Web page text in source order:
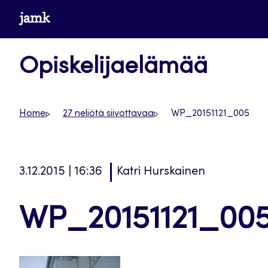
Siirrywww.jamk.fi
Opiskelijaelämää
Home 27 neliötä siivottavaa WP_20151121_005
3.12.2015 | 16:36 Katri Hurskainen